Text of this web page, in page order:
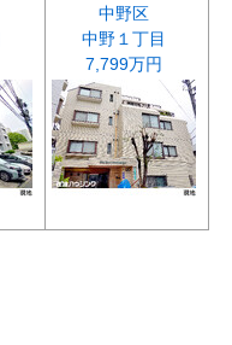
中野区
中野１丁目
7,799万円